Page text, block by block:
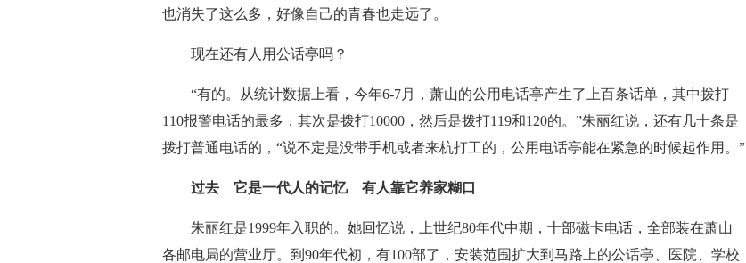
也消失了这么多，好像自己的青春也走远了。
现在还有人用公话亭吗？
“有的。从统计数据上看，今年6-7月，萧山的公用电话亭产生了上百条话单，其中拨打
110报警电话的最多，其次是拨打10000，然后是拨打119和120的。”朱丽红说，还有几十条是
拨打普通电话的，“说不定是没带手机或者来杭打工的，公用电话亭能在紧急的时候起作用。”
过去 它是一代人的记忆 有人靠它养家糊口
朱丽红是1999年入职的。她回忆说，上世纪80年代中期，十部磁卡电话，全部装在萧山
各邮电局的营业厅。到90年代初，有100部了，安装范围扩大到马路上的公话亭、医院、学校